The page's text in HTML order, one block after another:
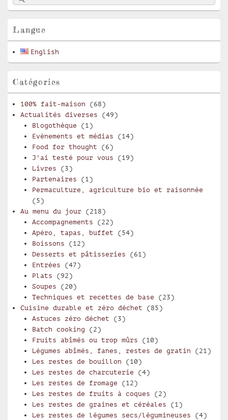
de
pour
latérale
Langue
English
Catégories
100% fait-maison (68)
Actualités diverses (49)
Blogothèque (1)
Evènements et médias (14)
Food for thought (6)
J'ai testé pour vous (19)
Livres (3)
Partenaires (1)
Permaculture, agriculture bio et raisonnée
(5)
Au menu du jour (218)
Accompagnements (22)
Apéro, tapas, buffet (54)
Boissons (12)
Desserts et pâtisseries (61)
Entrées (47)
Plats (92)
Soupes (20)
Techniques et recettes de base (23)
Cuisine durable et zéro déchet (85)
Astuces zéro déchet (3)
Batch cooking (2)
Fruits abîmés ou trop mûrs (10)
Légumes abîmés, fanes, restes de gratin (21)
Les restes de bouillon (10)
Les restes de charcuterie (4)
Les restes de fromage (12)
Les restes de fruits à coques (2)
Les restes de graines et céréales (1)
Les restes de légumes secs/légumineuses (4)